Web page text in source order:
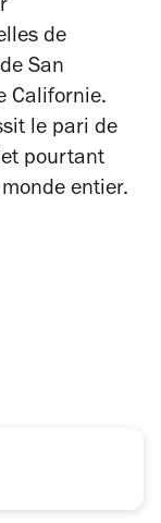
de
San
Californie.
le pari de
pourtant
entier.